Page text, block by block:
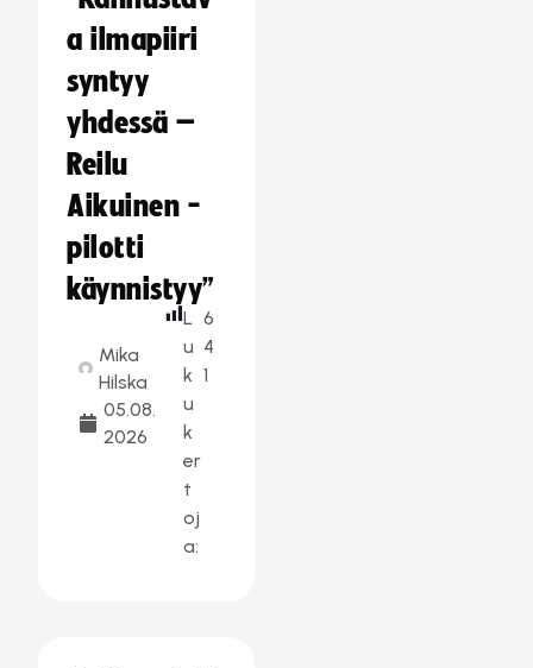
a ilmapiiri
syntyy
yhdessä –
Reilu
Aikuinen -
pilotti
käynnistyy”
Mika
Hilska
05.08.
2026
L
u
k
u
k
er
t
oj
a:
6
4
1